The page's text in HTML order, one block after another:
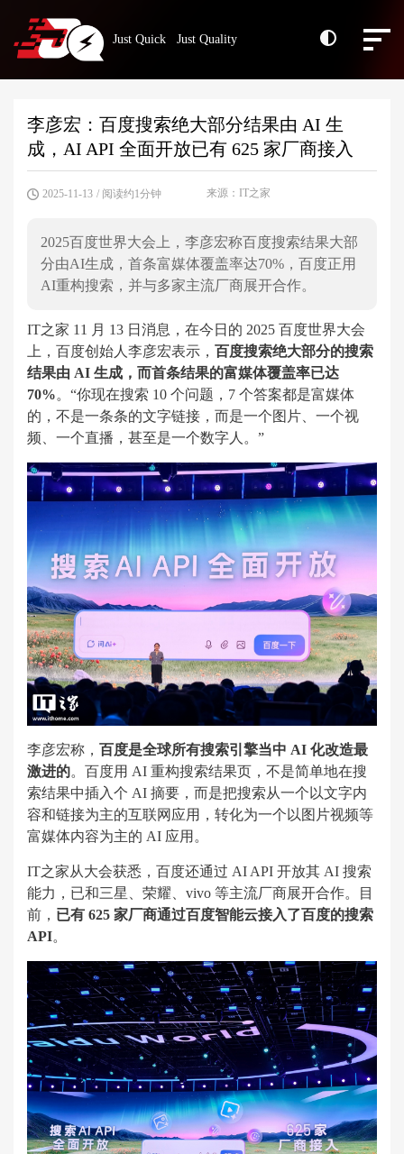
Just Quick Just Quality
李彦宏：百度搜索绝大部分结果由 AI 生
成，AI API 全面开放已有 625 家厂商接入
2025-11-13 / 阅读约1分钟 来源：IT之家
2025百度世界大会上，李彦宏称百度搜索结果大部
分由AI生成，首条富媒体覆盖率达70%，百度正用
AI重构搜索，并与多家主流厂商展开合作。
IT之家 11 月 13 日消息，在今日的 2025 百度世界大会
上，百度创始人李彦宏表示， 百度搜索绝大部分的搜索
结果由 AI 生成，而首条结果的富媒体覆盖率已达
70%。“你现在搜索 10 个问题，7 个答案都是富媒体
的，不是一条条的文字链接，而是一个图片、一个视
频、一个直播，甚至是一个数字人。”
李彦宏称， 百度是全球所有搜索引擎当中 AI 化改造最
激进的。百度用 AI 重构搜索结果页，不是简单地在搜
索结果中插入个 AI 摘要，而是把搜索从一个以文字内
容和链接为主的互联网应用，转化为一个以图片视频等
富媒体内容为主的 AI 应用。
IT之家从大会获悉，百度还通过 AI API 开放其 AI 搜索
能力，已和三星、荣耀、vivo 等主流厂商展开合作。目
前， 已有 625 家厂商通过百度智能云接入了百度的搜索
API。